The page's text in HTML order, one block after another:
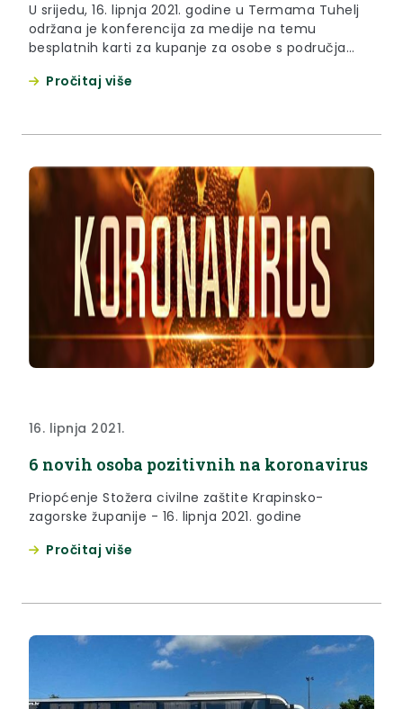
U srijedu, 16. lipnja 2021. godine u Termama Tuhelj
održana je konferencija za medije na temu
besplatnih karti za kupanje za osobe s područja
cijepiti protiv koronavirusa.
Pročitaj više
16. lipnja 2021.
6 novih osoba pozitivnih na koronavirus
Priopćenje Stožera civilne zaštite Krapinsko-
zagorske županije - 16. lipnja 2021. godine
Pročitaj više